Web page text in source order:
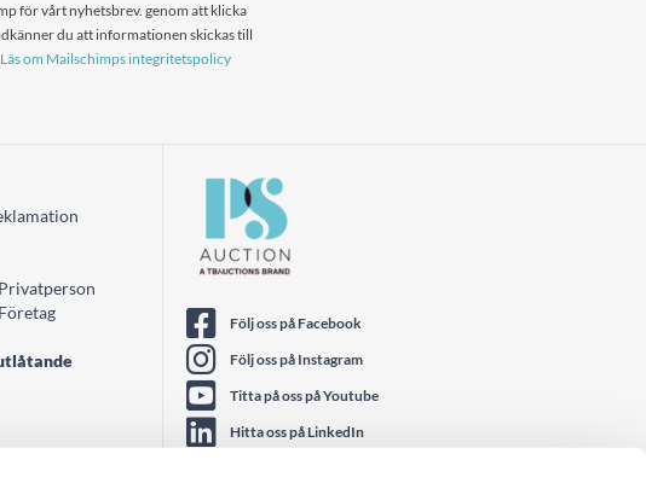
för vårt nyhetsbrev. genom att klicka
du att informationen skickas till
Läs om Mailschimps integritetspolicy
Följ oss på Facebook
Följ oss på Instagram
Titta på oss på Youtube
Hitta oss på LinkedIn